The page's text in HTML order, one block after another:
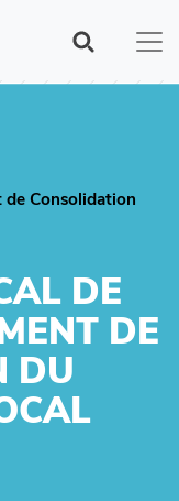
Consolidation
DE
DE
DU